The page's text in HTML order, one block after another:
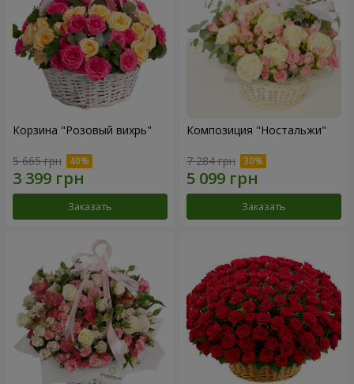
Корзина "Розовый вихрь"
5 665 грн
Заказать
Композиция "Ностальжи"
7 284 грн
Заказать